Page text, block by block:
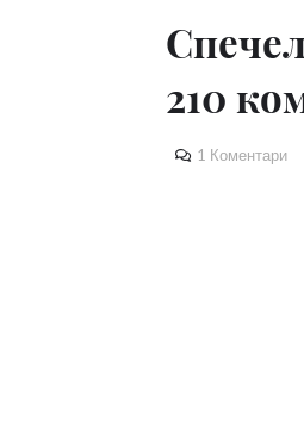
210
1 Коментари